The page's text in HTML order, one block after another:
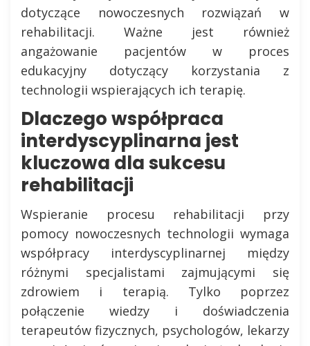
dotyczące nowoczesnych rozwiązań w
rehabilitacji. Ważne jest również
angażowanie pacjentów w proces
edukacyjny dotyczący korzystania z
technologii wspierających ich terapię.
Dlaczego współpraca
interdyscyplinarna jest
kluczowa dla sukcesu
rehabilitacji
Wspieranie procesu rehabilitacji przy
pomocy nowoczesnych technologii wymaga
współpracy interdyscyplinarnej między
różnymi specjalistami zajmującymi się
zdrowiem i terapią. Tylko poprzez
połączenie wiedzy i doświadczenia
terapeutów fizycznych, psychologów, lekarzy